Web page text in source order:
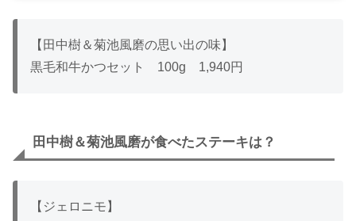
【田中樹＆菊池風磨の思い出の味】
黒毛和牛かつセット 100g 1,940円
田中樹＆菊池風磨が食べたステーキは？
【ジェロニモ】